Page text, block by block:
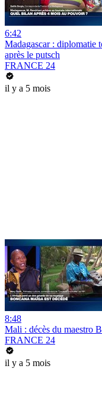
6:42
Madagascar : diplomatie
après le putsch
FRANCE 24
il y a 5 mois
8:48
Mali : décès du maestro
FRANCE 24
il y a 5 mois